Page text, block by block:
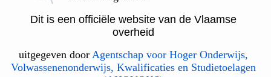
Dit is een officiële website van de Vlaamse
overheid
uitgegeven door Agentschap voor Hoger Onderwijs,
Volwassenenonderwijs, Kwalificaties en Studietoelagen